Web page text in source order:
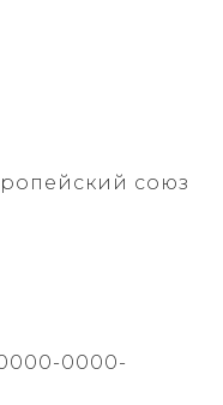
союз
0000-